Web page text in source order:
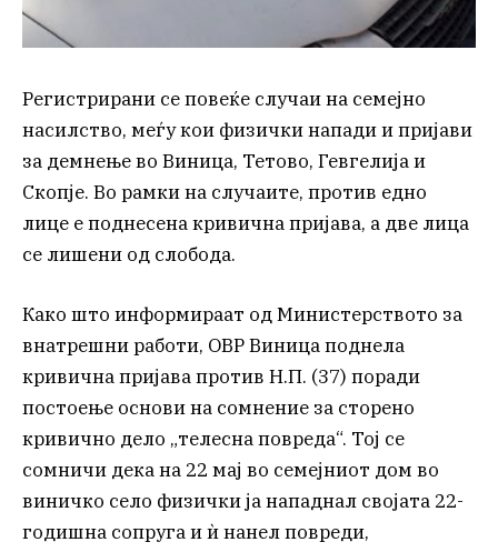
Регистрирани се повеќе случаи на семејно
насилство, меѓу кои физички напади и пријави
за демнење во Виница, Тетово, Гевгелија и
Скопје. Во рамки на случаите, против едно
лице е поднесена кривична пријава, а две лица
се лишени од слобода.
Како што информираат од Министерството за
внатрешни работи, ОВР Виница поднела
кривична пријава против Н.П. (37) поради
постоење основи на сомнение за сторено
кривично дело „телесна повреда“. Тој се
сомничи дека на 22 мај во семејниот дом во
виничко село физички ја нападнал својата 22-
годишна сопруга и ѝ нанел повреди,